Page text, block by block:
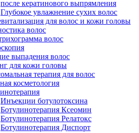
после кератинового выпрямления
Глубокое увлажнение сухих волос
для волос и кожи головы
волос
волос
выпадения волос
для кожи головы
терапия для волос
косметология
Инъекции ботулотоксина
Ботулинотерапия Ксеомин
Ботулинотерапия Релатокс
Ботулинотерапия Диспорт